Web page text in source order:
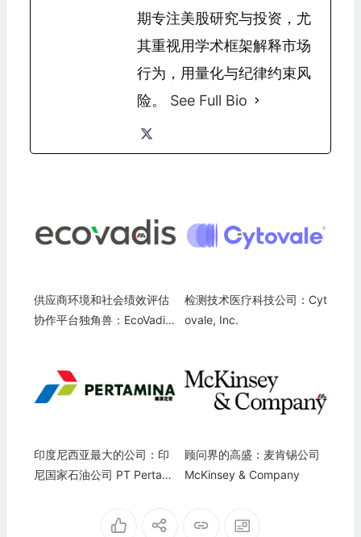
期专注美股研究与投资，尤
其重视用学术框架解释市场
行为，用量化与纪律约束风
险。 See Full Bio
供应商环境和社会绩效评估
协作平台独角兽：EcoVadis
检测技术医疗科技公司：Cyt
ovale, Inc.
印度尼西亚最大的公司：印
尼国家石油公司 PT Pertami
顾问界的高盛：麦肯锡公司
McKinsey & Company